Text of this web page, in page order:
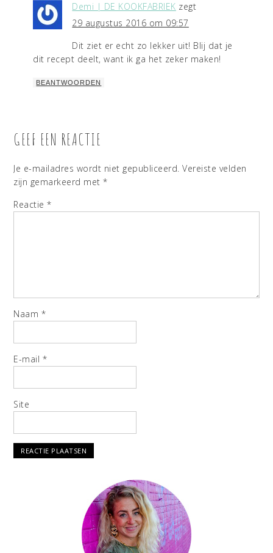
Demi | DE KOOKFABRIEK zegt
29 augustus 2016 om 09:57
Dit ziet er echt zo lekker uit! Blij dat je
dit recept deelt, want ik ga het zeker maken!
BEANTWOORDEN
GEEF EEN REACTIE
Je e-mailadres wordt niet gepubliceerd. Vereiste velden
zijn gemarkeerd met*
Reactie*
Naam *
E-mail *
Site